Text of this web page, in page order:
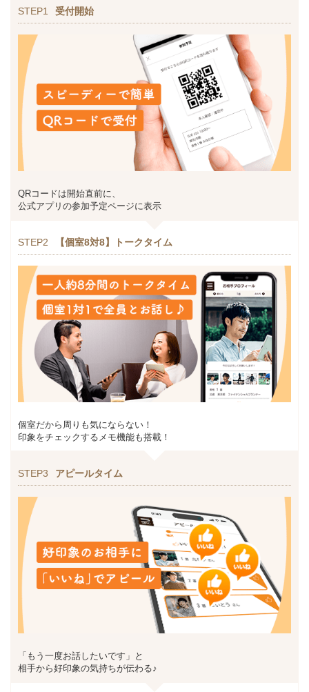
STEP1 受付開始
QRコードは開始直前に、
公式アプリの参加予定ページに表示
STEP2 【個室8対8】トークタイム
個室だから周りも気にならない！
印象をチェックするメモ機能も搭載！
STEP3 アピールタイム
「もう一度お話したいです」と
相手から好印象の気持ちが伝わる♪